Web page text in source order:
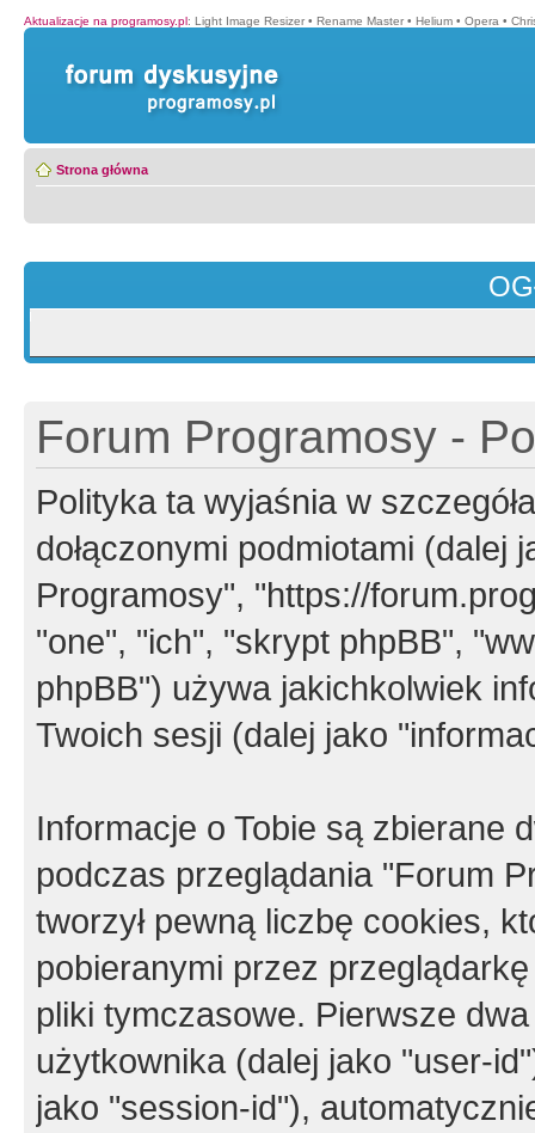
Aktualizacje na programosy.pl: Light Image Resizer • Rename Master • Helium • Opera •
Strona główna
Forum Programosy -
Polityka ta wyjaśnia w
dołączonymi podmiotami (dalej
Programosy", "https://
"one", "ich", "skrypt phpBB",
phpBB") używa jakichkolwiek
Twoich sesji (dalej jako
Informacje o Tobie są zbierane
podczas przeglądania "Forum
tworzył pewną liczbę cookies,
pobieranymi przez
pliki tymczasowe. Pierwsze
użytkownika (dalej jako "user-
jako "session-id"),